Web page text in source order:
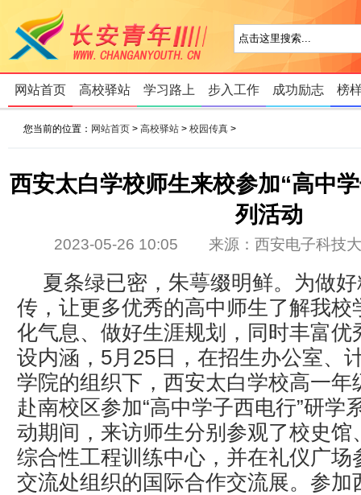
网站首页 高校驿站 学习路上 步入工作 成功励志 榜
您当前的位置： 网站首页 > 高校驿站 > 校园传真 >
西安太白学校师生来校参加“高中
列活动
2023-05-26 10:05 来源：西安电子科
夏条绿已密，朱萼缀明鲜。为做
传，让更多优秀的高中师生了解我校
化气息、做好生涯规划，同时丰富优
设内涵，5月25日，在招生办公室、
学院的组织下，西安太白学校高一年
赴南校区参加“高中学子西电行”研学
动期间，来访师生分别参观了校史馆
综合性工程训练中心，并在礼仪广场
交流处组织的国际合作交流展。参加